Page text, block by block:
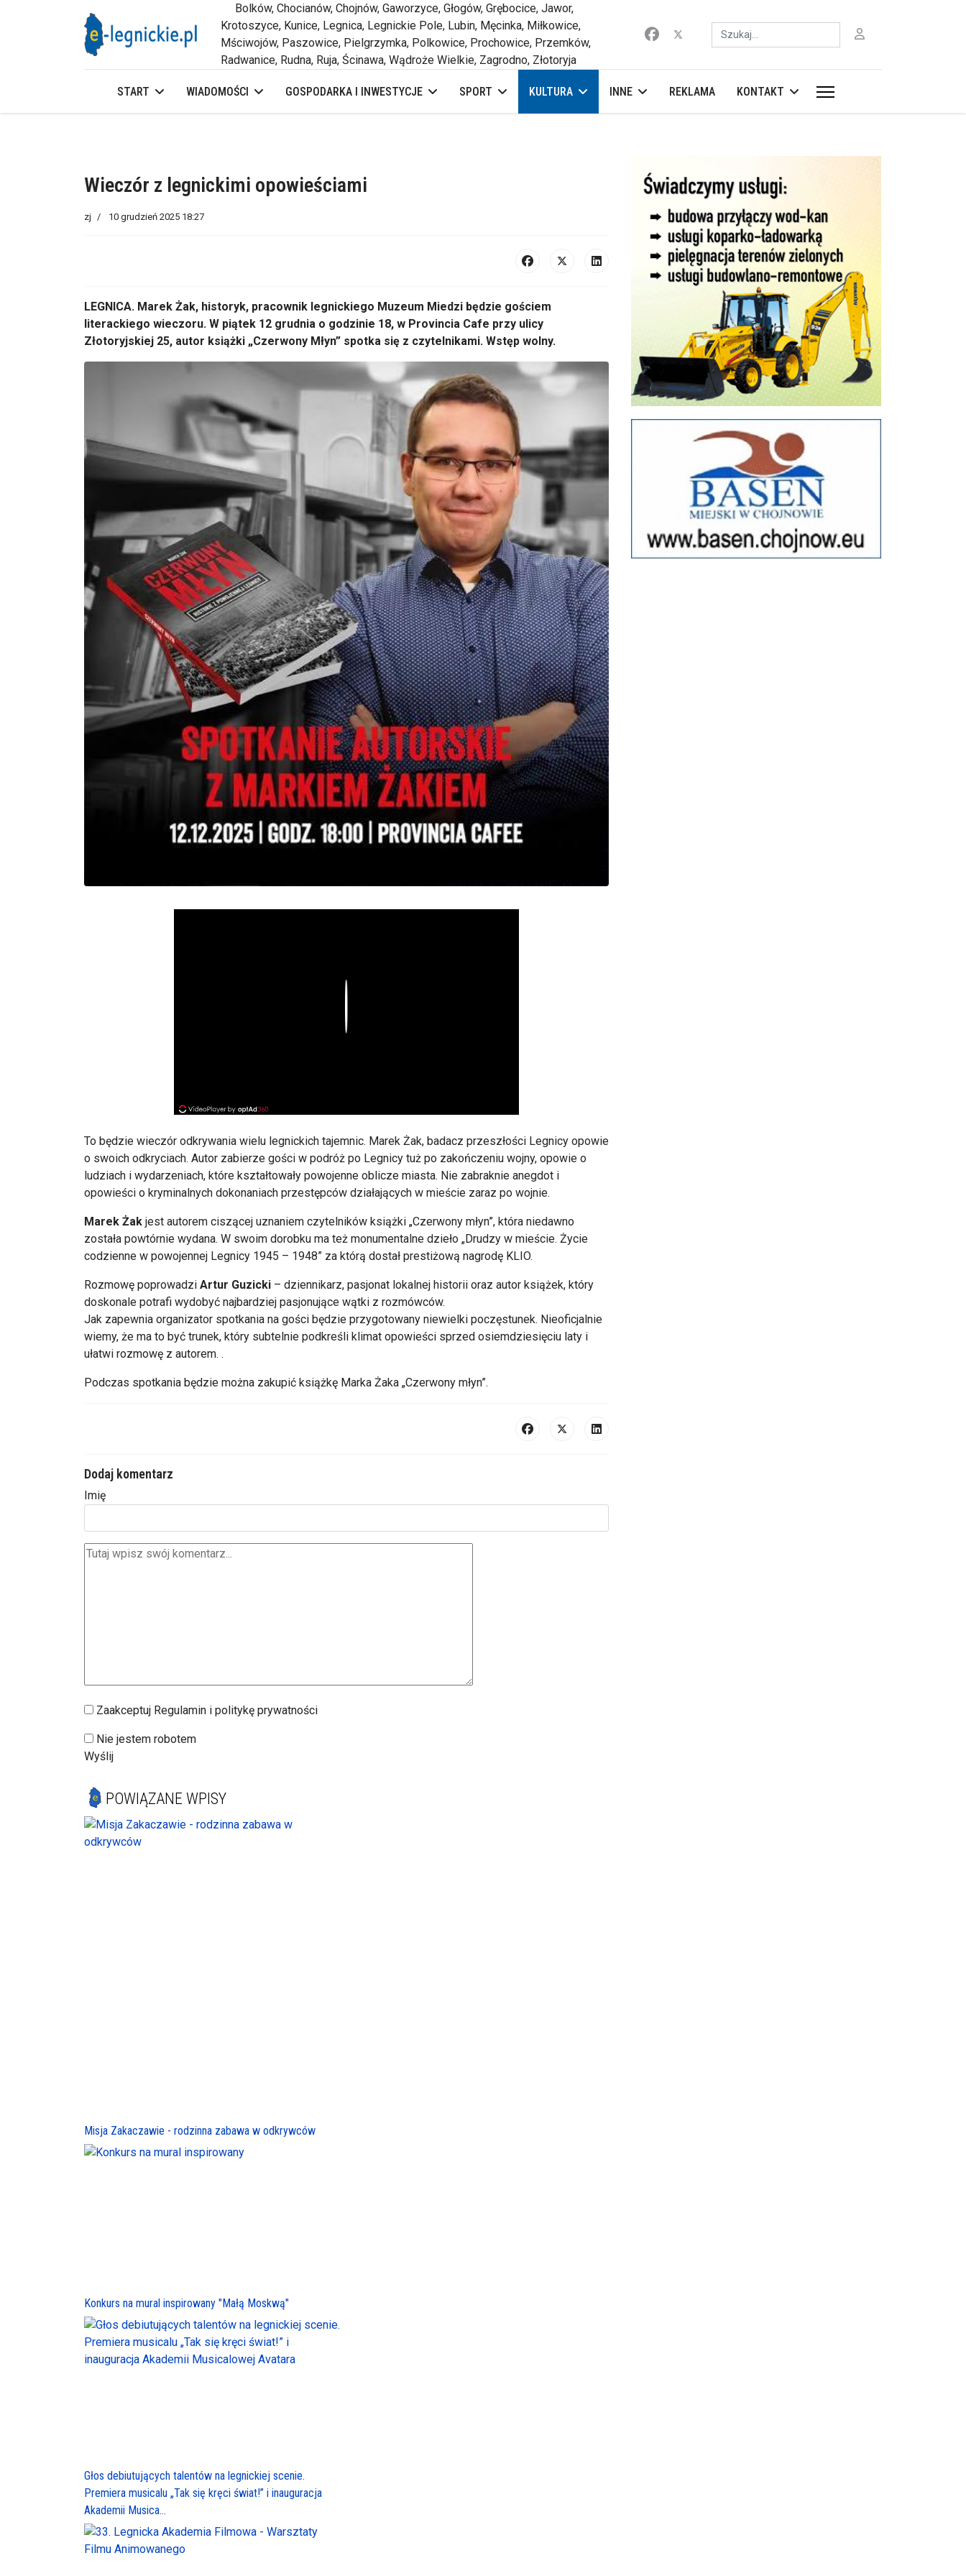
Bolków, Chocianów, Chojnów, Gaworzyce, Głogów, Grębocice, Jawor,
Krotoszyce, Kunice, Legnica, Legnickie Pole, Lubin, Męcinka, Miłkowice,
Mściwojów, Paszowice, Pielgrzymka, Polkowice, Prochowice, Przemków,
Radwanice, Rudna, Ruja, Ścinawa, Wądroże Wielkie, Zagrodno, Złotoryja
Szukaj
START WIADOMOŚCI GOSPODARKA I INWESTYCJE SPORT KULTURA INNE REKLAMA KONTAKT
Wieczór z legnickimi opowieściami
zj 10 grudzień 2025 18:27
LEGNICA. Marek Żak, historyk, pracownik legnickiego Muzeum Miedzi będzie gościem
literackiego wieczoru. W piątek 12 grudnia o godzinie 18, w Provincia Cafe przy ulicy
Złotoryjskiej 25, autor książki „Czerwony Młyn” spotka się z czytelnikami. Wstęp wolny.
To będzie wieczór odkrywania wielu legnickich tajemnic. Marek Żak, badacz przeszłości Legnicy opowie
o swoich odkryciach. Autor zabierze gości w podróż po Legnicy tuż po zakończeniu wojny, opowie o
ludziach i wydarzeniach, które kształtowały powojenne oblicze miasta. Nie zabraknie anegdot i
opowieści o kryminalnych dokonaniach przestępców działających w mieście zaraz po wojnie.
Marek Żak jest autorem ciszącej uznaniem czytelników książki „Czerwony młyn”, która niedawno
została powtórnie wydana. W swoim dorobku ma też monumentalne dzieło „Drudzy w mieście. Życie
codzienne w powojennej Legnicy 1945 – 1948” za którą dostał prestiżową nagrodę KLIO.
Rozmowę poprowadzi Artur Guzicki – dziennikarz, pasjonat lokalnej historii oraz autor książek, który
doskonale potrafi wydobyć najbardziej pasjonujące wątki z rozmówców.
Jak zapewnia organizator spotkania na gości będzie przygotowany niewielki poczęstunek. Nieoficjalnie
wiemy, że ma to być trunek, który subtelnie podkreśli klimat opowieści sprzed osiemdziesięciu laty i
ułatwi rozmowę z autorem. .
Podczas spotkania będzie można zakupić książkę Marka Żaka „Czerwony młyn”.
Dodaj komentarz
Imię
Zaakceptuj Regulamin i politykę prywatności
Nie jestem robotem
Wyślij
POWIĄZANE WPISY
Misja Zakaczawie - rodzinna zabawa w odkrywców
Konkurs na mural inspirowany "Małą Moskwą"
Głos debiutujących talentów na legnickiej scenie.
Premiera musicalu „Tak się kręci świat!” i inauguracja
Akademii Musica...